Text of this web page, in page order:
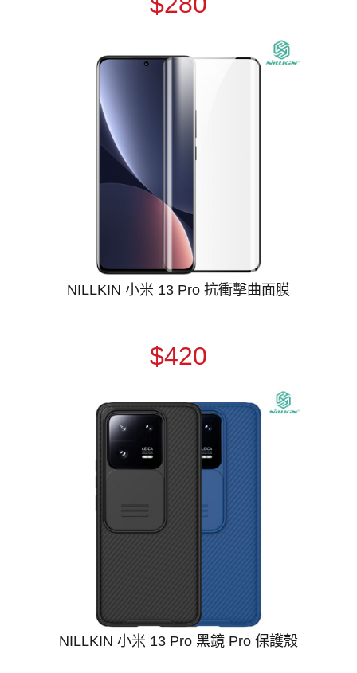
NILLKIN 小米 13 Pro 抗衝擊曲面膜
$420
NILLKIN 小米 13 Pro 黑鏡 Pro 保護殼